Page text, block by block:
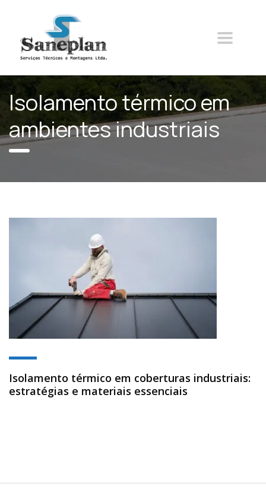
Isolamento térmico em
ambientes industriais
Isolamento térmico em coberturas industriais:
estratégias e materiais essenciais